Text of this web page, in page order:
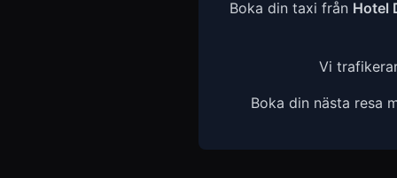
Boka din taxi från Hotel
Vi
Boka din nästa resa